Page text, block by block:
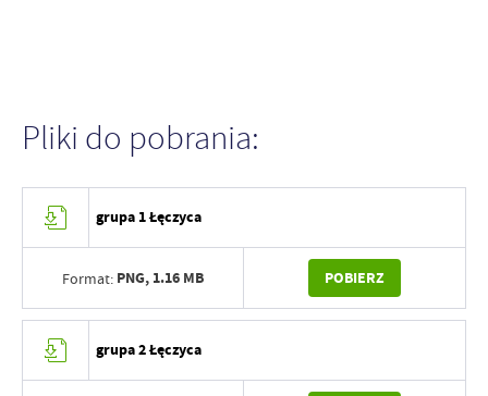
Pliki do pobrania:
grupa 1 Łęczyca
Format: PNG, 1.16 MB POBIERZ
grupa 2 Łęczyca